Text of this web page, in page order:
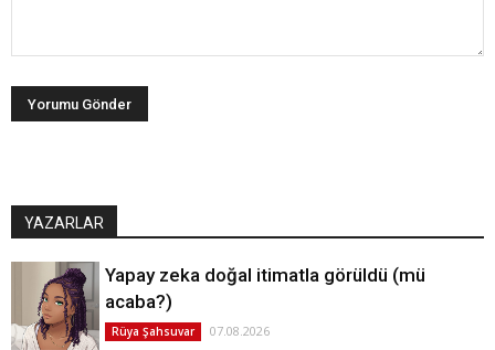
YAZARLAR
Yapay zeka doğal itimatla görüldü (mü
acaba?)
Rüya Şahsuvar 07.08.2026